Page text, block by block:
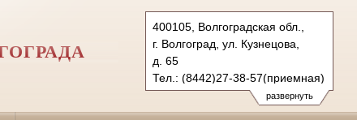
развернуть
400105, Волгоградская обл.,
г. Волгоград, ул. Кузнецова,
д. 65
Тел.: (8442)27-38-57(приемная)
27-38-38 (гр.)
28-25-99 (уг.)